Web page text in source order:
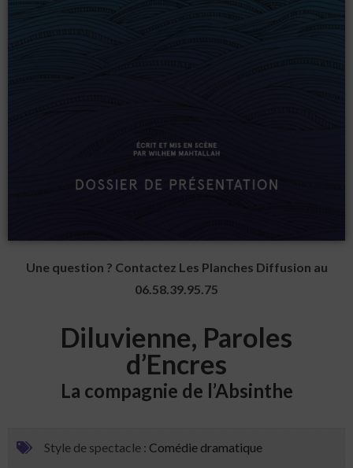
Une question ? Contactez Les Planches Diffusion au
06.58.39.95.75
Diluvienne, Paroles
d’Encres
La compagnie de l’Absinthe
Style de spectacle : Comédie dramatique